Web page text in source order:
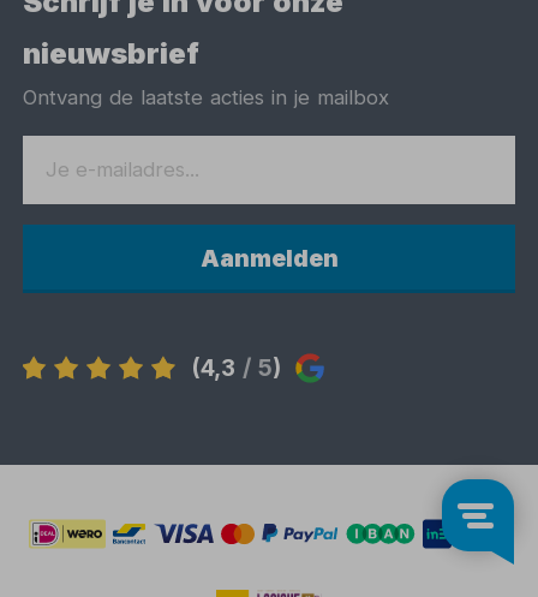
nieuwsbrief
Ontvang de laatste acties in je mailbox
Aanmelden
(4,3 / 5)